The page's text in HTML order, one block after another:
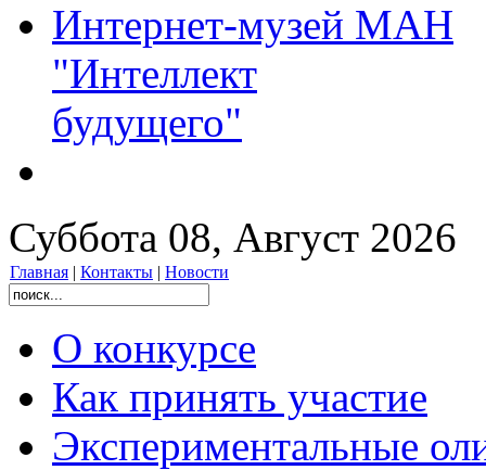
Интернет-музей МАН
"Интеллект
будущего"
Суббота 08, Август 2026
Главная | Контакты | Новости
О конкурсе
Как принять участие
Экспериментальные